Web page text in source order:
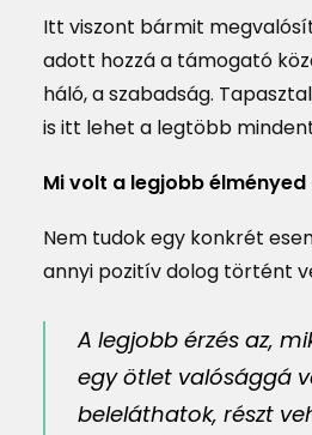
Itt viszont bármit
adott hozzá a támogató
háló, a szabadság.
is itt lehet a legtöbb
Mi volt a legjobb
Nem tudok egy konkrét
annyi pozitív dolog történt
A legjobb érzés az,
egy ötlet valósággá
beleláthatok, részt